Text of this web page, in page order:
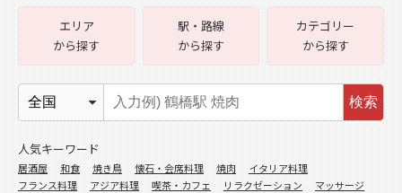
エリア
から探す
駅・路線
から探す
カテゴリー
から探す
検索
人気キーワード
居酒屋 和食 焼き鳥 懐石・会席料理 焼肉
イタリア料理
フランス料理
アジア料理 喫茶・カフェ リラクゼーション
マッサージ